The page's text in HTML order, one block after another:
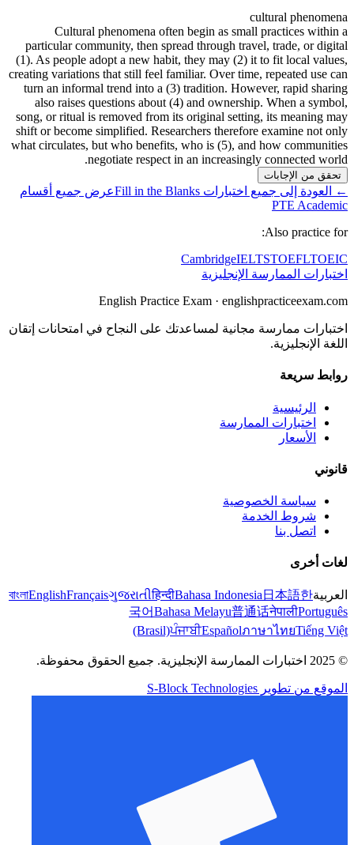
cultural phenomena
Cultural phenomena often begin as small practices within a
particular community, then spread through travel, trade, or digital
(1). As people adopt a new habit, they may (2) it to fit local values,
creating variations that still feel familiar. Over time, repeated use can
turn an informal trend into a (3) tradition. However, rapid sharing
also raises questions about (4) and ownership. When a symbol,
song, or ritual is removed from its original setting, its meaning may
shift or become simplified. Researchers therefore examine not only
what circulates, but who benefits, who is (5), and how communities
negotiate respect in an increasingly connected world.
تحقق من الإجابات
← العودة إلى جميع اختبارات Fill in the Blanks
عرض جميع أقسام
PTE Academic
Also practice for:
CambridgeIELTSTOEFLTOEIC
اختبارات الممارسة الإنجليزية
English Practice Exam · englishpracticeexam.com
اختبارات ممارسة مجانية لمساعدتك على النجاح في امتحانات إتقان
اللغة الإنجليزية.
روابط سريعة
الرئيسية
اختبارات الممارسة
الأسعار
قانوني
سياسة الخصوصية
شروط الخدمة
اتصل بنا
لغات أخرى
العربية বাংলাEnglishFrançaisગુજરાતીहिन्दीBahasa Indonesia 日本語한
국어Bahasa Melayu普通话नेपालीPortuguês
(Brasil)ਪੰਜਾਬੀEspañolภาษาไทยTiếng Việt
© 2025 اختبارات الممارسة الإنجليزية. جميع الحقوق محفوظة.
الموقع من تطوير S-Block Technologies